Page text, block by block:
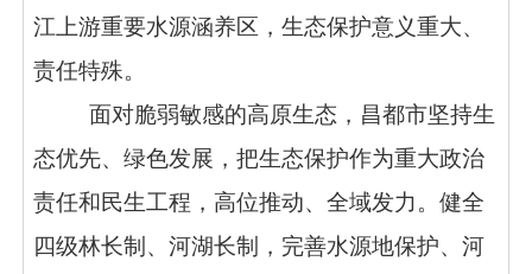
江上游重要水源涵养区，生态保护意义重大、
责任特殊。
面对脆弱敏感的高原生态，昌都市坚持生
态优先、绿色发展，把生态保护作为重大政治
责任和民生工程，高位推动、全域发力。健全
四级林长制、河湖长制，完善水源地保护、河